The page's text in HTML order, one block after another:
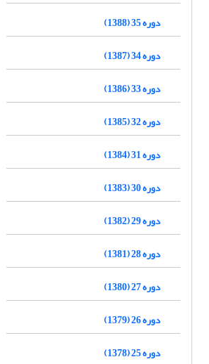
دوره 35 (1388)
دوره 34 (1387)
دوره 33 (1386)
دوره 32 (1385)
دوره 31 (1384)
دوره 30 (1383)
دوره 29 (1382)
دوره 28 (1381)
دوره 27 (1380)
دوره 26 (1379)
دوره 25 (1378)